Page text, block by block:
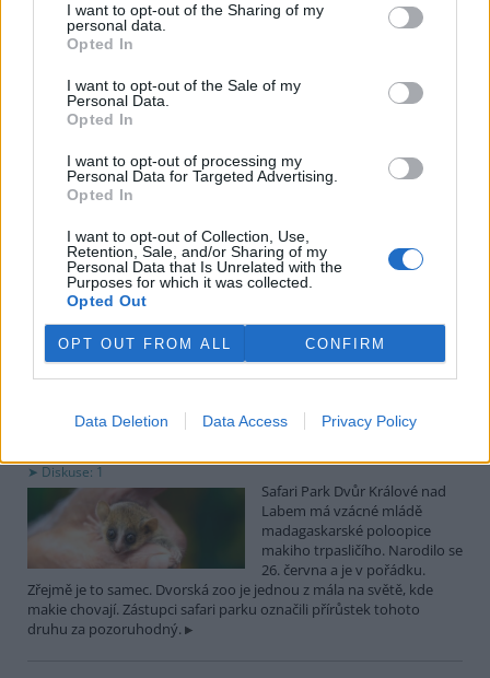
I want to opt-out of the Sharing of my
personal data.
Opted In
I want to opt-out of the Sale of my
Personal Data.
Opted In
I want to opt-out of processing my
Personal Data for Targeted Advertising.
Opted In
I want to opt-out of Collection, Use,
Retention, Sale, and/or Sharing of my
Personal Data that Is Unrelated with the
Purposes for which it was collected.
Opted Out
OPT OUT FROM ALL CONFIRM
Data Deletion Data Access Privacy Policy
krajiny v okolí Liberce a německé Žitavy. Na společném
přeshraničním projektu budou spolupracovat tři organizace:
Čmelák – Společnost přátel přírody, Centrum ochrany přírody
Žitavské hory a Mezinárodní centrum setkávání St. Marienthal,
uvedl předseda spolku Čmelák Jan Korytář.
Sklizeň bylinek na Pardubicku je náročná a trvá měsíce
2.8.2026 18:12 | KŘIČEŇ (ČTK)
běžných zemědělských plodin.
Zatímco obilí zvládnou
zemědělci sklidit během
několika týdnů, u bylinek práce trvá měsíce. V Křični na Pardubicku
o tom vědí své, na Statku Junek vrcholí jedna z nejnáročnějších
částí sezony. ČTK to řekla majitelka hospodářství Iva Junková.
makiho trpasličího
Diskuse: 1
Safari Park Dvůr Králové nad
Labem má vzácné mládě
madagaskarské poloopice
makiho trpasličího. Narodilo se
26. června a je v pořádku.
Zřejmě je to samec. Dvorská zoo je jednou z mála na světě, kde
makie chovají. Zástupci safari parku označili přírůstek tohoto
druhu za pozoruhodný.